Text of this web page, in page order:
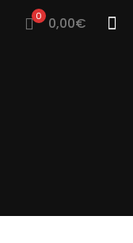
0 0,00€